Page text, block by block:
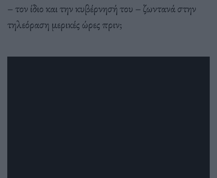
– τον ίδιο και την κυβέρνησή του – ζωντανά στην
τηλεόραση μερικές ώρες πριν;